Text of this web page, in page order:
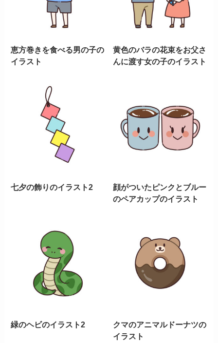
恵方巻きを食べる男の子の
イラスト
黄色のバラの花束をお父さ
んに渡す女の子のイラスト
七夕の飾りのイラスト2
顔がついたピンクとブルー
のペアカップのイラスト
緑のヘビのイラスト2
クマのアニマルドーナツの
イラスト